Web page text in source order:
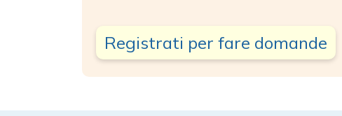
Registrati per fare domande